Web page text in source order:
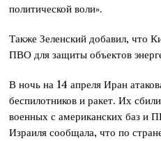
политической воли».
Также Зеленский добавил, что
ПВО для защиты объектов
В ночь на 14 апреля Иран
беспилотников и ракет. Их
военных с американских баз
Израиля сообщала, что по